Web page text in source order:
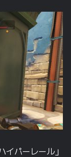
イパーレール」